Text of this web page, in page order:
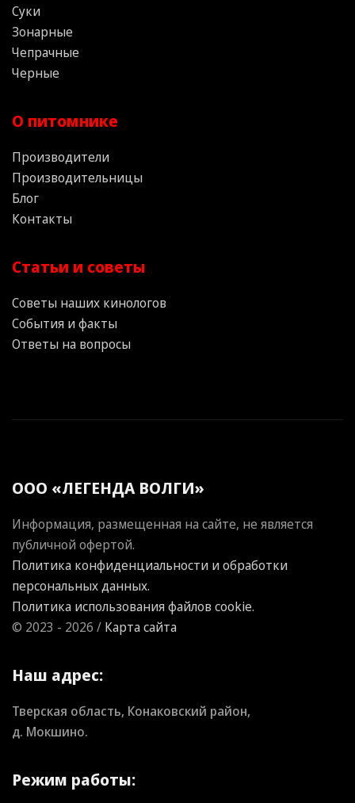
Суки
Зонарные
Чепрачные
Черные
О питомнике
Производители
Производительницы
Блог
Контакты
Статьи и советы
Советы наших кинологов
События и факты
Ответы на вопросы
ООО «ЛЕГЕНДА ВОЛГИ»
Информация, размещенная на сайте, не является
публичной офертой.
Политика конфиденциальности и обработки
персональных данных.
Политика использования файлов cookie.
© 2023 - 2026 / Карта сайта
Наш адрес:
Тверская область, Конаковский район,
д. Мокшино.
Режим работы: